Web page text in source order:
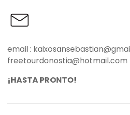
email :
freetourdonostia@hotmail.com
¡HASTA PRONTO!